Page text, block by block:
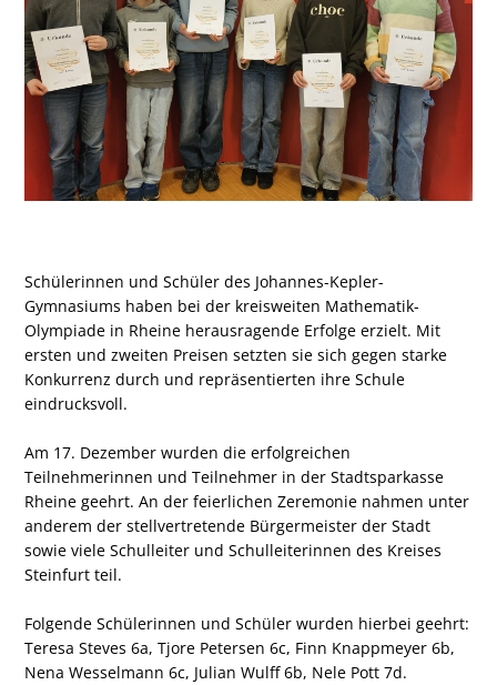
Schülerinnen und Schüler des Johannes-Kepler-
Gymnasiums haben bei der kreisweiten Mathematik-
Olympiade in Rheine herausragende Erfolge erzielt. Mit
ersten und zweiten Preisen setzten sie sich gegen starke
Konkurrenz durch und repräsentierten ihre Schule
eindrucksvoll.
Am 17. Dezember wurden die erfolgreichen
Teilnehmerinnen und Teilnehmer in der Stadtsparkasse
Rheine geehrt. An der feierlichen Zeremonie nahmen unter
anderem der stellvertretende Bürgermeister der Stadt
sowie viele Schulleiter und Schulleiterinnen des Kreises
Steinfurt teil.
Folgende Schülerinnen und Schüler wurden hierbei geehrt:
Teresa Steves 6a, Tjore Petersen 6c, Finn Knappmeyer 6b,
Nena Wesselmann 6c, Julian Wulff 6b, Nele Pott 7d.